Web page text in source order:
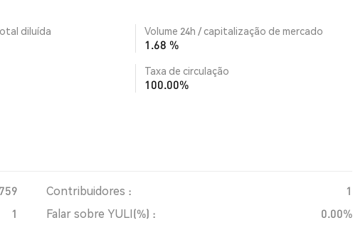
diluída Volume 24h / capitalização de mercado
1.68 %
Taxa de circulação
100.00%
Contribuidores :
1
1 Falar sobre YULI(%) :
0.00%